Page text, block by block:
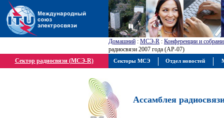
Домашний : МСЭ-R : Конференции и
радиосвязи 2007 года (АР-07)
Сектор радиосвязи (МСЭ-R)
Ассамблея
Секторы МСЭ Отдел новостей